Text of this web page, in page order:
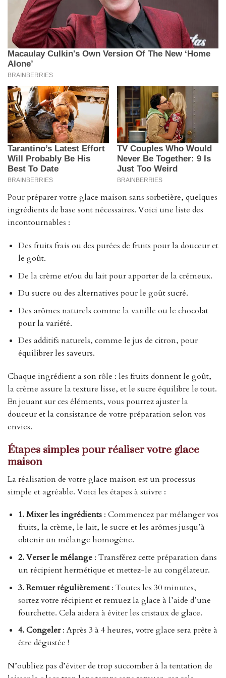
Pour préparer votre glace maison sans sorbetière, quelques
ingrédients de base sont nécessaires. Voici une liste des
incontournables :
Des fruits frais ou des purées de fruits pour la douceur et
le goût.
De la crème et/ou du lait pour apporter de la crémeux.
Du sucre ou des alternatives pour le goût sucré.
Des arômes naturels comme la vanille ou le chocolat
pour la variété.
Des additifs naturels, comme le jus de citron, pour
équilibrer les saveurs.
Chaque ingrédient a son rôle : les fruits donnent le goût,
la crème assure la texture lisse, et le sucre équilibre le tout.
En jouant sur ces éléments, vous pourrez ajuster la
douceur et la consistance de votre préparation selon vos
envies.
Étapes simples pour réaliser votre glace
maison
La réalisation de votre glace maison est un processus
simple et agréable. Voici les étapes à suivre :
1. Mixer les ingrédients: Commencez par mélanger vos
fruits, la crème, le lait, le sucre et les arômes jusqu’à
obtenir un mélange homogène.
2. Verser le mélange: Transférez cette préparation dans
un récipient hermétique et mettez-le au congélateur.
3. Remuer régulièrement: Toutes les 30 minutes,
sortez votre récipient et remuez la glace à l’aide d’une
fourchette. Cela aidera à éviter les cristaux de glace.
4. Congeler: Après 3 à 4 heures, votre glace sera prête à
être dégustée !
N’oubliez pas d’éviter de trop succomber à la tentation de